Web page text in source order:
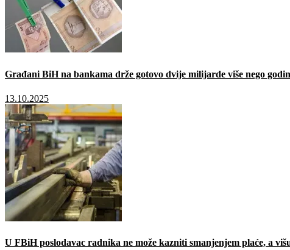
Građani BiH na bankama drže gotovo dvije milijarde više nego
13.10.2025
U FBiH poslodavac radnika ne može kazniti smanjenjem plaće, a